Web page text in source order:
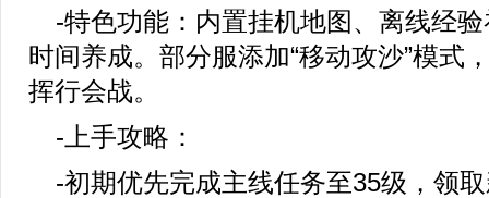
-特色功能：内置挂机地图、离线经
时间养成。部分服添加“移动攻沙”模式
挥行会战。
-上手攻略：
-初期优先完成主线任务至35级，领